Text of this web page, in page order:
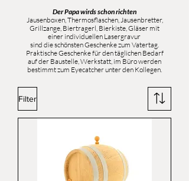
Der Papa wirds schon richten
Jausenboxen, Thermosflaschen, Jausenbretter,
Grillzange, Biertragerl, Bierkiste, Gläser mit
einer individuellen Lasergravur
sind die schönsten Geschenke zum Vatertag.
Praktische Geschenke für den täglichen Bedarf
auf der Baustelle, Werkstatt, im Büro werden
bestimmt zum Eyecatcher unter den Kollegen.
Filter